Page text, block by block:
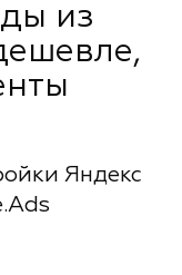
из
Яндекс